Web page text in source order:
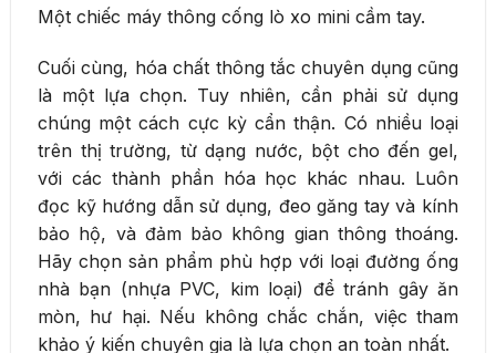
Một chiếc máy thông cống lò xo mini cầm tay.
Cuối cùng, hóa chất thông tắc chuyên dụng cũng
là một lựa chọn. Tuy nhiên, cần phải sử dụng
chúng một cách cực kỳ cẩn thận. Có nhiều loại
trên thị trường, từ dạng nước, bột cho đến gel,
với các thành phần hóa học khác nhau. Luôn
đọc kỹ hướng dẫn sử dụng, đeo găng tay và kính
bảo hộ, và đảm bảo không gian thông thoáng.
Hãy chọn sản phẩm phù hợp với loại đường ống
nhà bạn (nhựa PVC, kim loại) để tránh gây ăn
mòn, hư hại. Nếu không chắc chắn, việc tham
khảo ý kiến chuyên gia là lựa chọn an toàn nhất.